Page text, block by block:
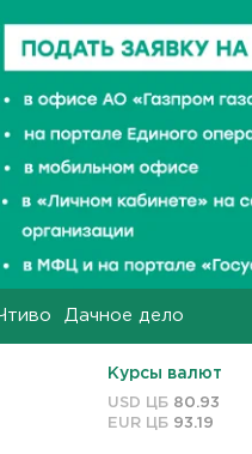
Дачное дело
Курсы валют
USD ЦБ 80.93
EUR ЦБ 93.19